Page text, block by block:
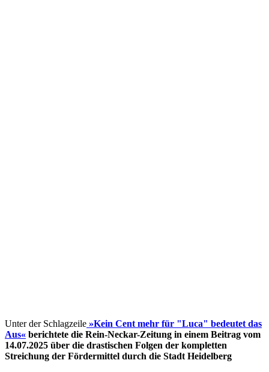
Unter der Schlagzeile »Kein Cent mehr für "Luca" bedeutet das
Aus« berichtete die Rein-Neckar-Zeitung in einem Beitrag vom
14.07.2025 über die drastischen Folgen der kompletten
Streichung der Fördermittel durch die Stadt Heidelberg